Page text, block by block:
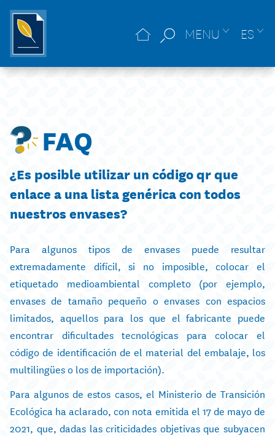
MENU ES
FAQ
¿Es posible utilizar un código qr que
enlace a una lista genérica con todos
nuestros envases?
Para algunos tipos de envases puede resultar
extremadamente difícil, si no imposible, colocar el
etiquetado medioambiental completo (por ejemplo,
envases de tamaño pequeño o envases con espacios
limitados, aquellos para los que el fabricante puede
encontrar dificultades tecnológicas para colocar el
código de identificación de el material del embalaje, los
multilingües o los de importación).
Para algunos de estos casos, el Ministerio de Transición
Ecológica ha aclarado, con nota emitida el 17 de mayo de
2021, que, dadas las criticidades objetivas que subyacen